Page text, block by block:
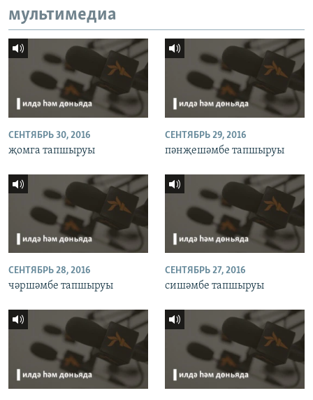
мультимедиа
СЕНТЯБРЬ 30, 2016
җомга тапшыруы
СЕНТЯБРЬ 29, 2016
пәнҗешәмбе тапшыруы
СЕНТЯБРЬ 28, 2016
чәршәмбе тапшыруы
СЕНТЯБРЬ 27, 2016
сишәмбе тапшыруы